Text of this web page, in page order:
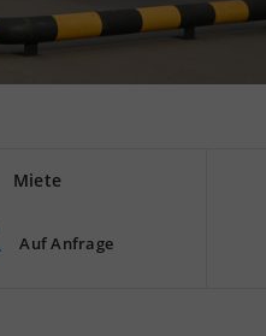
Miete
Auf Anfrage